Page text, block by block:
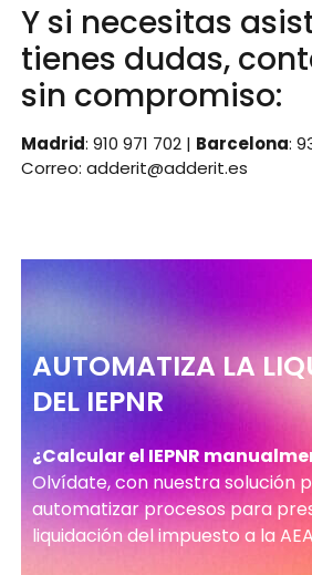
Y si necesitas
tienes dudas,
sin compromiso:
Madrid: 910 971 702 | Barcelona:
Correo: adderit@adderit.es
AUTOMATIZA LA
DEL IEPNR
¿Calcular el IEPNR
Olvídate, con nuestra solución
automatizar procesos para
liquidación del impuesto a la